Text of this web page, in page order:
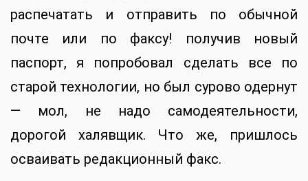
распечатать и отправить по обычной
почте или по факсу! получив новый
паспорт, я попробовал сделать все по
старой технологии, но был сурово одернут
— мол, не надо самодеятельности,
дорогой халявщик. Что же, пришлось
осваивать редакционный факс.